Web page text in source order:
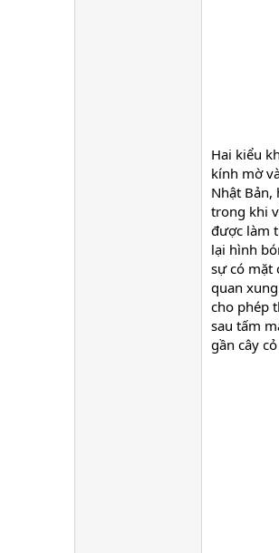
Hai kiểu
kính mờ
Nhật Bản,
trong khi
được làm
lại hình
sự có mặt
quan
cho phép
sau tấm
gần cây